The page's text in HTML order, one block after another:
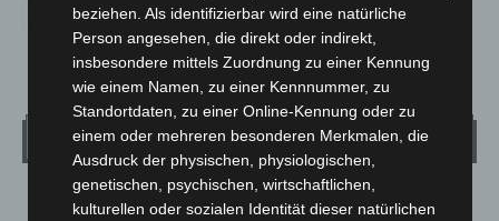
Wetter
LANGENHAGEN
beziehen. Als identifizierbar wird eine natürliche
Person angesehen, die direkt oder indirekt,
insbesondere mittels Zuordnung zu einer Kennung
wie einem Namen, zu einer Kennnummer, zu
Standortdaten, zu einer Online-Kennung oder zu
einem oder mehreren besonderen Merkmalen, die
Ausdruck der physischen, physiologischen,
genetischen, psychischen, wirtschaftlichen,
kulturellen oder sozialen Identität dieser natürlichen